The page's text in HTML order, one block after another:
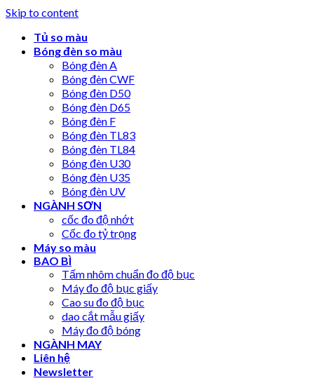
Skip to content
Tủ so màu
Bóng đèn so màu
Bóng đèn A
Bóng đèn CWF
Bóng đèn D50
Bóng đèn D65
Bóng đèn F
Bóng đèn TL83
Bóng đèn TL84
Bóng đèn U30
Bóng đèn U35
Bóng đèn UV
NGÀNH SƠN
cốc đo độ nhớt
Cốc đo tỷ trọng
Máy so màu
BAO BÌ
Tấm nhôm chuẩn đo độ bục
Máy đo độ bục giấy
Cao su đo độ bục
dao cắt mẫu giấy
Máy đo độ bóng
NGÀNH MAY
Liên hệ
Newsletter